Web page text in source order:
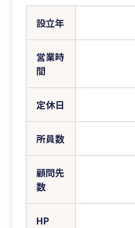
設立年
営業時
間
定休日
所員数
顧問先
数
HP